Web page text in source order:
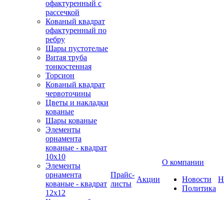
офактуренный с
рассечкой
Кованый квадрат
офактуренный по
ребру
Шары пустотелые
Витая труба
тонкостенная
Торсион
Кованый квадрат
червоточины
Цветы и накладки
кованые
Шары кованые
Элементы
орнамента
кованые - квадрат
10х10
Элементы
орнамента
кованые - квадрат
12х12
Прайс-
листы
Акции
О компании
Новости
Политика